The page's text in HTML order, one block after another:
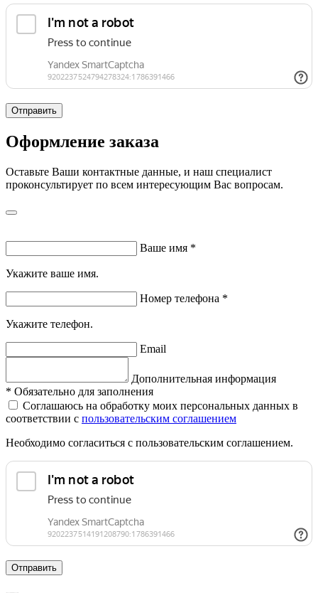
Отправить
Оформление заказа
Оставьте Ваши контактные данные, и наш специалист
проконсультирует по всем интересующим Вас вопросам.
Ваше имя *
Укажите ваше имя.
Номер телефона *
Укажите телефон.
Email
Дополнительная информация
* Обязательно для заполнения
Соглашаюсь на обработку моих персональных данных в
соответствии с пользовательским соглашением
Необходимо согласиться с пользовательским соглашением.
Отправить